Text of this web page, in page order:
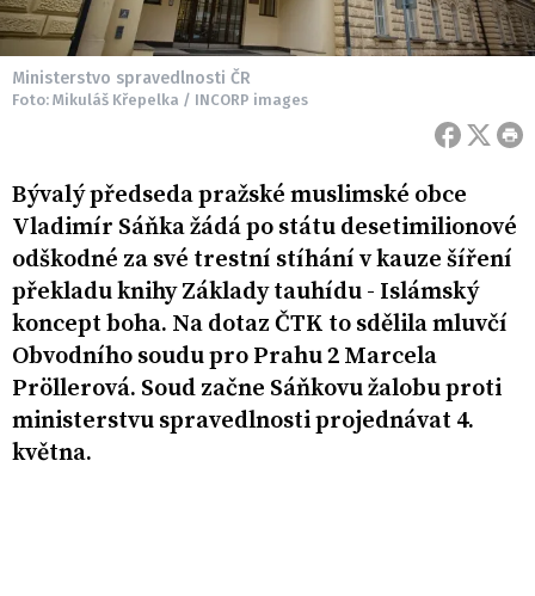
Ministerstvo spravedlnosti ČR
Foto: Mikuláš Křepelka / INCORP images
Bývalý předseda pražské muslimské obce
Vladimír Sáňka žádá po státu desetimilionové
odškodné za své trestní stíhání v kauze šíření
překladu knihy Základy tauhídu - Islámský
koncept boha. Na dotaz ČTK to sdělila mluvčí
Obvodního soudu pro Prahu 2 Marcela
Pröllerová. Soud začne Sáňkovu žalobu proti
ministerstvu spravedlnosti projednávat 4.
května.